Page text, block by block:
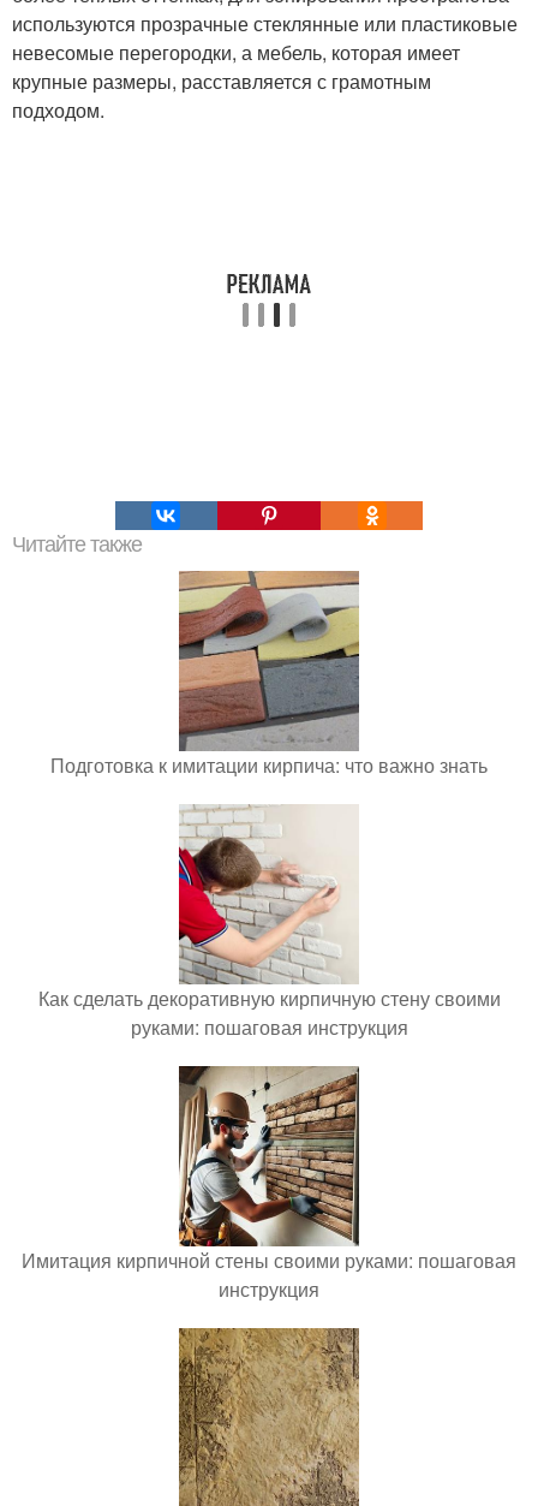
используются прозрачные стеклянные или пластиковые
невесомые перегородки, а мебель, которая имеет
крупные размеры, расставляется с грамотным
подходом.
Читайте также
Подготовка к имитации кирпича: что важно знать
Как сделать декоративную кирпичную стену своими
руками: пошаговая инструкция
Имитация кирпичной стены своими руками: пошаговая
инструкция